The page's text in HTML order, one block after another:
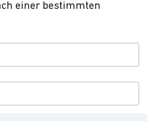
einer bestimmten